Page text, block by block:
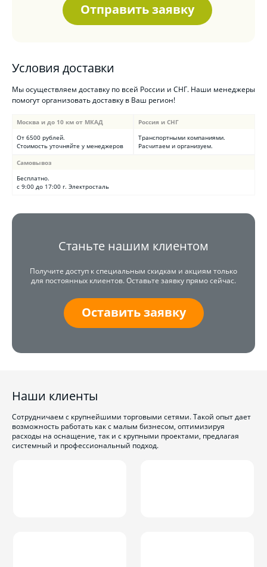
Отправить заявку
Условия доставки
Мы осуществляем доставку по всей России и СНГ. Наши менеджеры
помогут организовать доставку в Ваш регион!
Москва и до 10 км от МКАД
От 6500 рублей.
Стоимость уточняйте у менеджеров
Россия и СНГ
Транспортными компаниями.
Расчитаем и организуем.
Самовывоз
Бесплатно.
с 9:00 до 17:00 г. Электросталь
Станьте нашим клиентом
Получите доступ к специальным скидкам и акциям только
для постоянных клиентов. Оставьте заявку прямо сейчас.
Оставить заявку
Наши клиенты
Сотрудничаем с крупнейшими торговыми сетями. Такой опыт дает
возможность работать как с малым бизнесом, оптимизируя
расходы на оснащение, так и с крупными проектами, предлагая
системный и профессиональный подход.